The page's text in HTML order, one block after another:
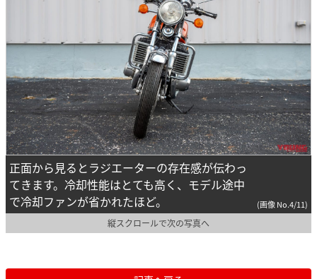
正面から見るとラジエーターの存在感が伝わっ
てきます。冷却性能はとても高く、モデル途中
で冷却ファンが省かれたほど。
(画像 No.4/11)
縦スクロールで次の写真へ